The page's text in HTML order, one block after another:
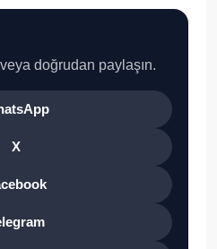
doğrudan paylaşın.
X